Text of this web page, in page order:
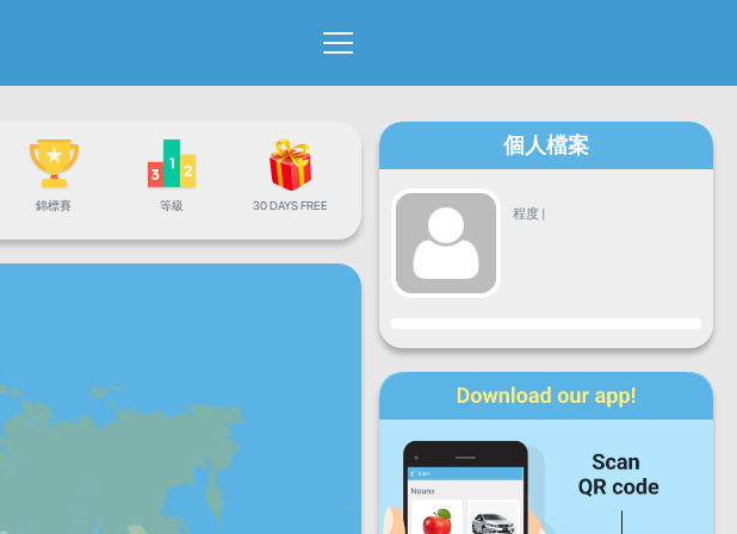
錦標賽 等級 30 DAYS FREE
個人檔案
程度 |
進度
星期一 星期三 星期四